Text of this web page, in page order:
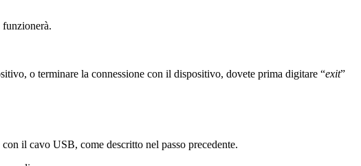
o terminare la connessione con il dispositivo, dovete prima digitare “exit”
il cavo USB, come descritto nel passo precedente.